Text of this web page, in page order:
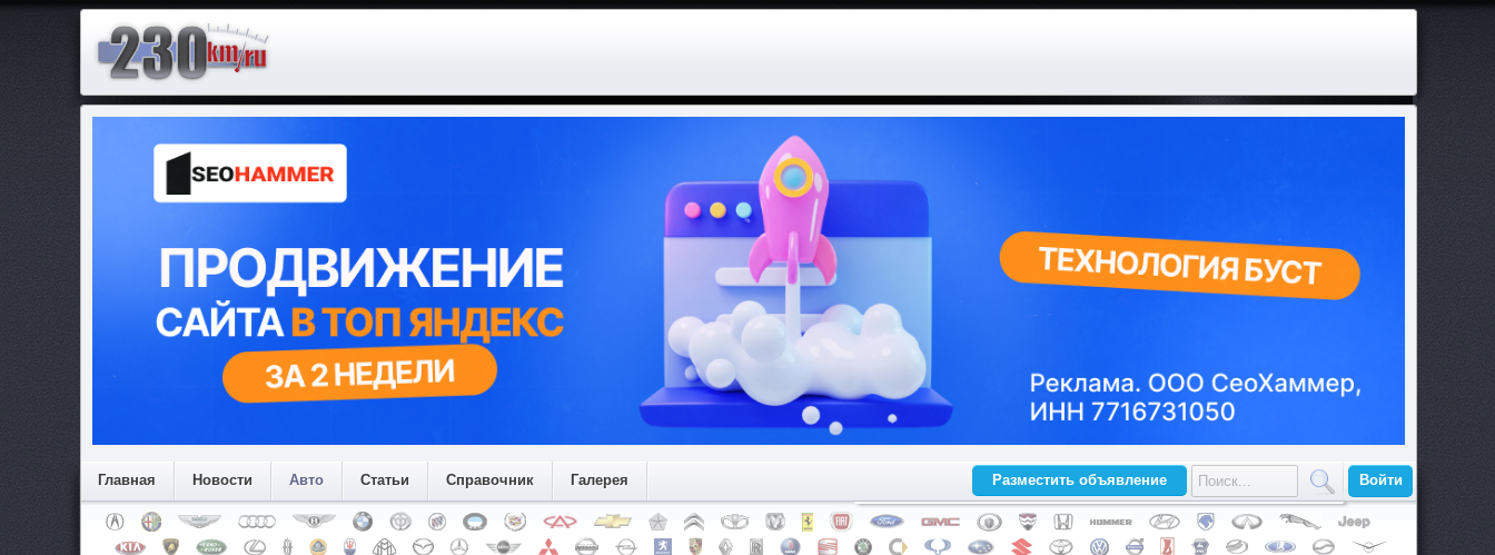
Разместить объявление Войти
Главная Новости Авто Статьи Справочник Галерея